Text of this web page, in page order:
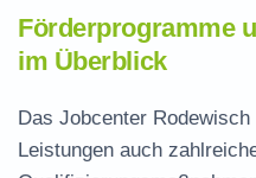
Förderprogramme
im Überblick
Das Jobcenter
Leistungen auch